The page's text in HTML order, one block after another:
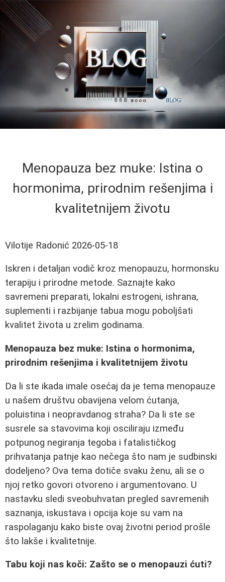
Menopauza bez muke: Istina o
hormonima, prirodnim rešenjima i
kvalitetnijem životu
Vilotije Radonić 2026-05-18
Iskren i detaljan vodič kroz menopauzu, hormonsku
terapiju i prirodne metode. Saznajte kako
savremeni preparati, lokalni estrogeni, ishrana,
suplementi i razbijanje tabua mogu poboljšati
kvalitet života u zrelim godinama.
Menopauza bez muke: Istina o hormonima,
prirodnim rešenjima i kvalitetnijem životu
Da li ste ikada imale osećaj da je tema menopauze
u našem društvu obavijena velom ćutanja,
poluistina i neopravdanog straha? Da li ste se
susrele sa stavovima koji osciliraju između
potpunog negiranja tegoba i fatalističkog
prihvatanja patnje kao nečega što nam je sudbinski
dodeljeno? Ova tema dotiče svaku ženu, ali se o
njoj retko govori otvoreno i argumentovano. U
nastavku sledi sveobuhvatan pregled savremenih
saznanja, iskustava i opcija koje su vam na
raspolaganju kako biste ovaj životni period prošle
što lakše i kvalitetnije.
Tabu koji nas koči: Zašto se o menopauzi ćuti?